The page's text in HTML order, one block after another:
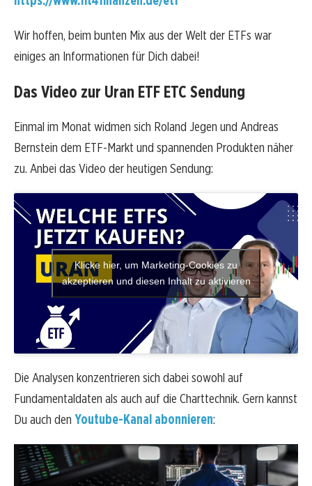
Wir hoffen, beim bunten Mix aus der Welt der ETFs war
einiges an Informationen für Dich dabei!
Das Video zur Uran ETF ETC Sendung
Einmal im Monat widmen sich Roland Jegen und Andreas
Bernstein dem ETF-Markt und spannenden Produkten näher
zu. Anbei das Video der heutigen Sendung:
Klicke hier, um Marketing-Cookies zu
akzeptieren und diesen Inhalt zu aktivieren
Die Analysen konzentrieren sich dabei sowohl auf
Fundamentaldaten als auch auf die Charttechnik. Gern kannst
Du auch den Youtube-Kanal abonnieren: